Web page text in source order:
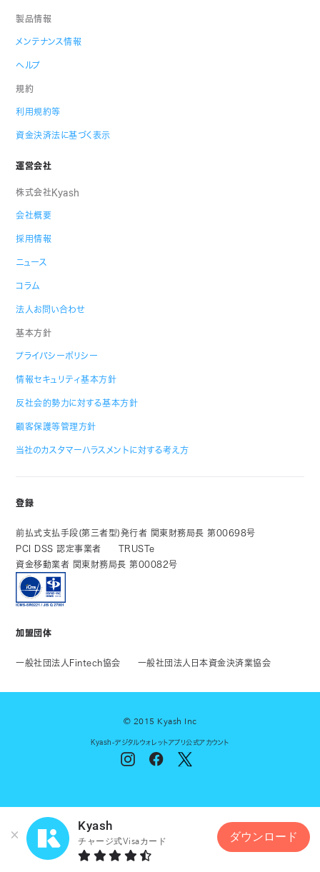
製品情報
メンテナンス情報
ヘルプ
規約
利用規約等
資金決済法に基づく表示
運営会社
株式会社Kyash
会社概要
採用情報
ニュース
コラム
法人お問い合わせ
基本方針
プライバシーポリシー
情報セキュリティ基本方針
反社会的勢力に対する基本方針
顧客保護等管理方針
当社のカスタマーハラスメントに対する考え方
登録
前払式支払手段(第三者型)発行者 関東財務局長 第00698号
PCI DSS 認定事業者
TRUSTe
資金移動業者 関東財務局長 第00082号
加盟団体
一般社団法人Fintech協会 一般社団法人日本資金決済業協会
© 2015 Kyash Inc
Kyash-デジタルウォレットアプリ公式アカウント
Kyash
チャージ式Visaカード ダウンロード